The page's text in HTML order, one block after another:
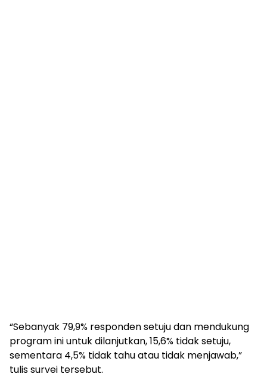
“Sebanyak 79,9% responden setuju dan mendukung
program ini untuk dilanjutkan, 15,6% tidak setuju,
sementara 4,5% tidak tahu atau tidak menjawab,”
tulis survei tersebut.